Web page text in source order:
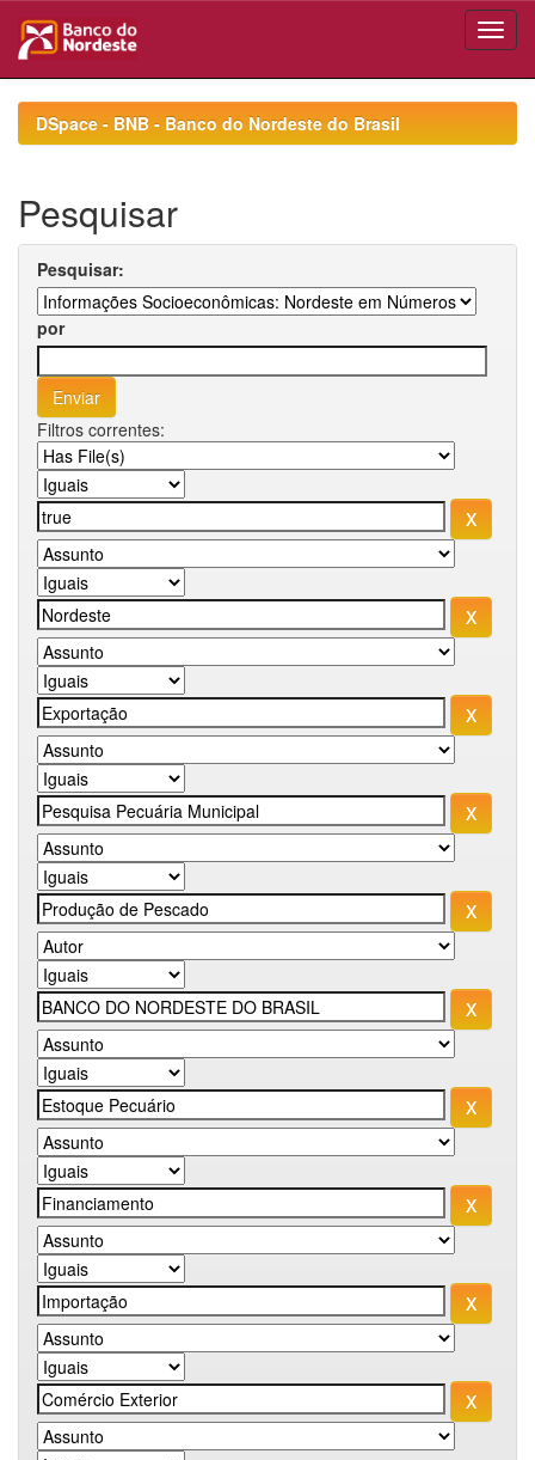
navigationDSpace - BNB - Banco do Nordeste do Brasil
Pesquisar
Pesquisar:
por
Filtros correntes: